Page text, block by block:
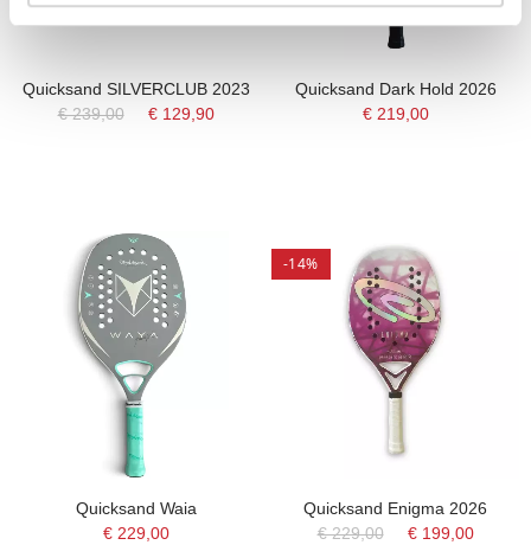
Quicksand SILVERCLUB 2023
€ 239,00
€ 129,90
Quicksand Dark Hold 2026
€ 219,00
Quicksand Waia
€ 229,00
-14%
Quicksand Enigma 2026
€ 229,00
€ 199,00